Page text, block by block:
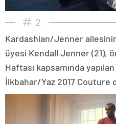
2
Kardashian/Jenner
üyesi Kendall Jenner (21),
Haftası kapsamında
İlkbahar/Yaz 2017 Couture